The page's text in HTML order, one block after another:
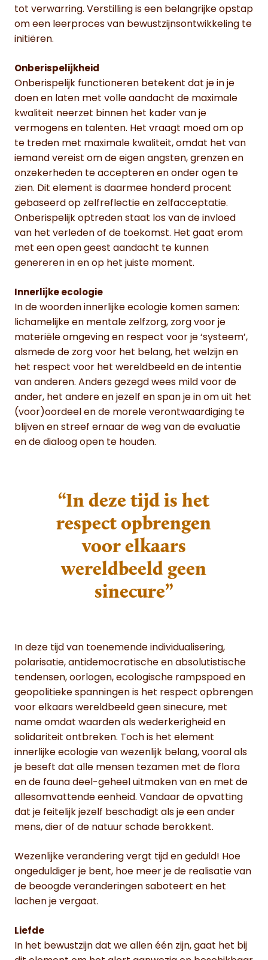
tot verwarring. Verstilling is een belangrijke opstap
om een leerproces van bewustzijnsontwikkeling te
initiëren.
Onberispelijkheid
Onberispelijk functioneren betekent dat je in je
doen en laten met volle aandacht de maximale
kwaliteit neerzet binnen het kader van je
vermogens en talenten. Het vraagt moed om op
te treden met maximale kwaliteit, omdat het van
iemand vereist om de eigen angsten, grenzen en
onzekerheden te accepteren en onder ogen te
zien. Dit element is daarmee honderd procent
gebaseerd op zelfreflectie en zelfacceptatie.
Onberispelijk optreden staat los van de invloed
van het verleden of de toekomst. Het gaat erom
met een open geest aandacht te kunnen
genereren in en op het juiste moment.
Innerlijke ecologie
In de woorden innerlijke ecologie komen samen:
lichamelijke en mentale zelfzorg, zorg voor je
materiële omgeving en respect voor je ‘systeem’,
alsmede de zorg voor het belang, het welzijn en
het respect voor het wereldbeeld en de intentie
van anderen. Anders gezegd wees mild voor de
ander, het andere en jezelf en span je in om uit het
(voor)oordeel en de morele verontwaardiging te
blijven en streef ernaar de weg van de evaluatie
en de dialoog open te houden.
“In deze tijd is het
respect opbrengen
voor elkaars
wereldbeeld geen
sinecure”
In deze tijd van toenemende individualisering,
polarisatie, antidemocratische en absolutistische
tendensen, oorlogen, ecologische rampspoed en
geopolitieke spanningen is het respect opbrengen
voor elkaars wereldbeeld geen sinecure, met
name omdat waarden als wederkerigheid en
solidariteit ontbreken. Toch is het element
innerlijke ecologie van wezenlijk belang, vooral als
je beseft dat alle mensen tezamen met de flora
en de fauna deel-geheel uitmaken van en met de
allesomvattende eenheid. Vandaar de opvatting
dat je feitelijk jezelf beschadigt als je een ander
mens, dier of de natuur schade berokkent.
Wezenlijke verandering vergt tijd en geduld! Hoe
ongeduldiger je bent, hoe meer je de realisatie van
de beoogde veranderingen saboteert en het
lachen je vergaat.
Liefde
In het bewustzijn dat we allen één zijn, gaat het bij